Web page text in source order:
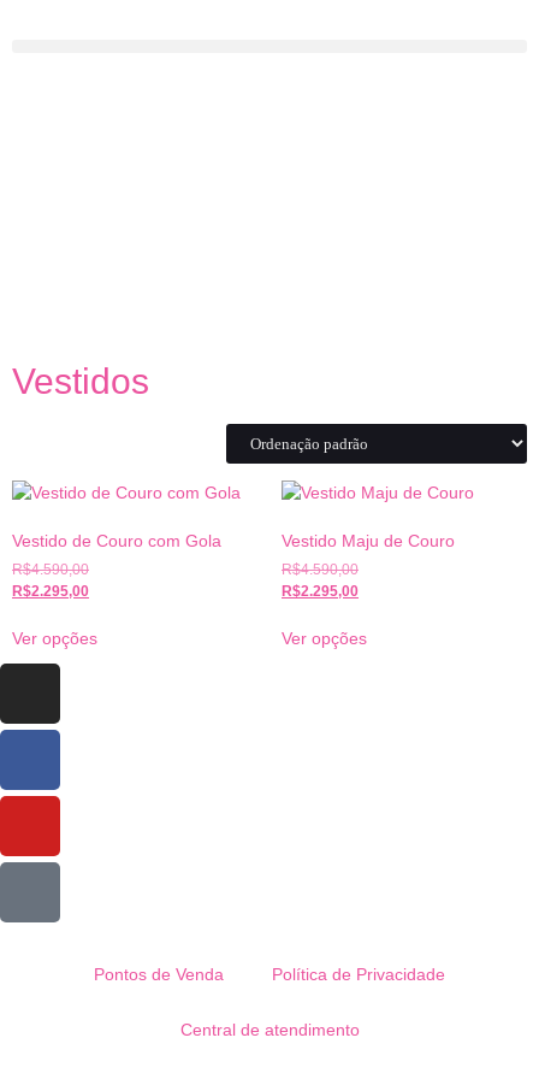
Vestidos
Vestido de Couro com Gola
R$4.590,00
R$2.295,00
Ver opções
Vestido Maju de Couro
R$4.590,00
R$2.295,00
Ver opções
Pontos de Venda Política de Privacidade
Central de atendimento